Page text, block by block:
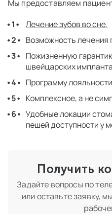
Мы предоставляем
Лечение зубов во сне.
Возможность лечения
Пожизненную
швейцарских
Программу
Комплексное, а не
Удобные локации
пешей доступности у
Получить
Задайте вопросы по
или оставьте заявку,